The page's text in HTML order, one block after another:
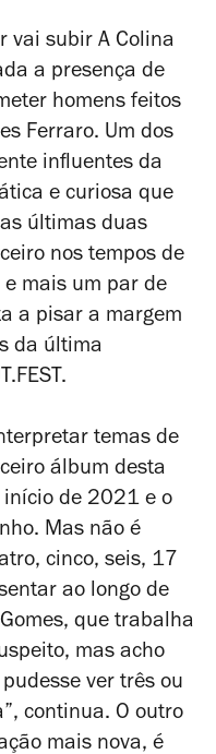
vai subir A Colina
a presença de
homens feitos
Ferraro. Um dos
influentes da
e curiosa que
últimas duas
nos tempos de
e mais um par de
a pisar a margem
da última
temas de
álbum desta
início de 2021 e o
Mas não é
cinco, seis, 17
ao longo de
que trabalha
mas acho
ver três ou
continua. O outro
mais nova, é